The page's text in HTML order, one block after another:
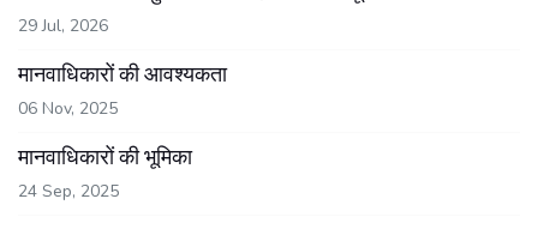
29 Jul, 2026
मानवाधिकारों की आवश्यकता
06 Nov, 2025
मानवाधिकारों की भूमिका
24 Sep, 2025